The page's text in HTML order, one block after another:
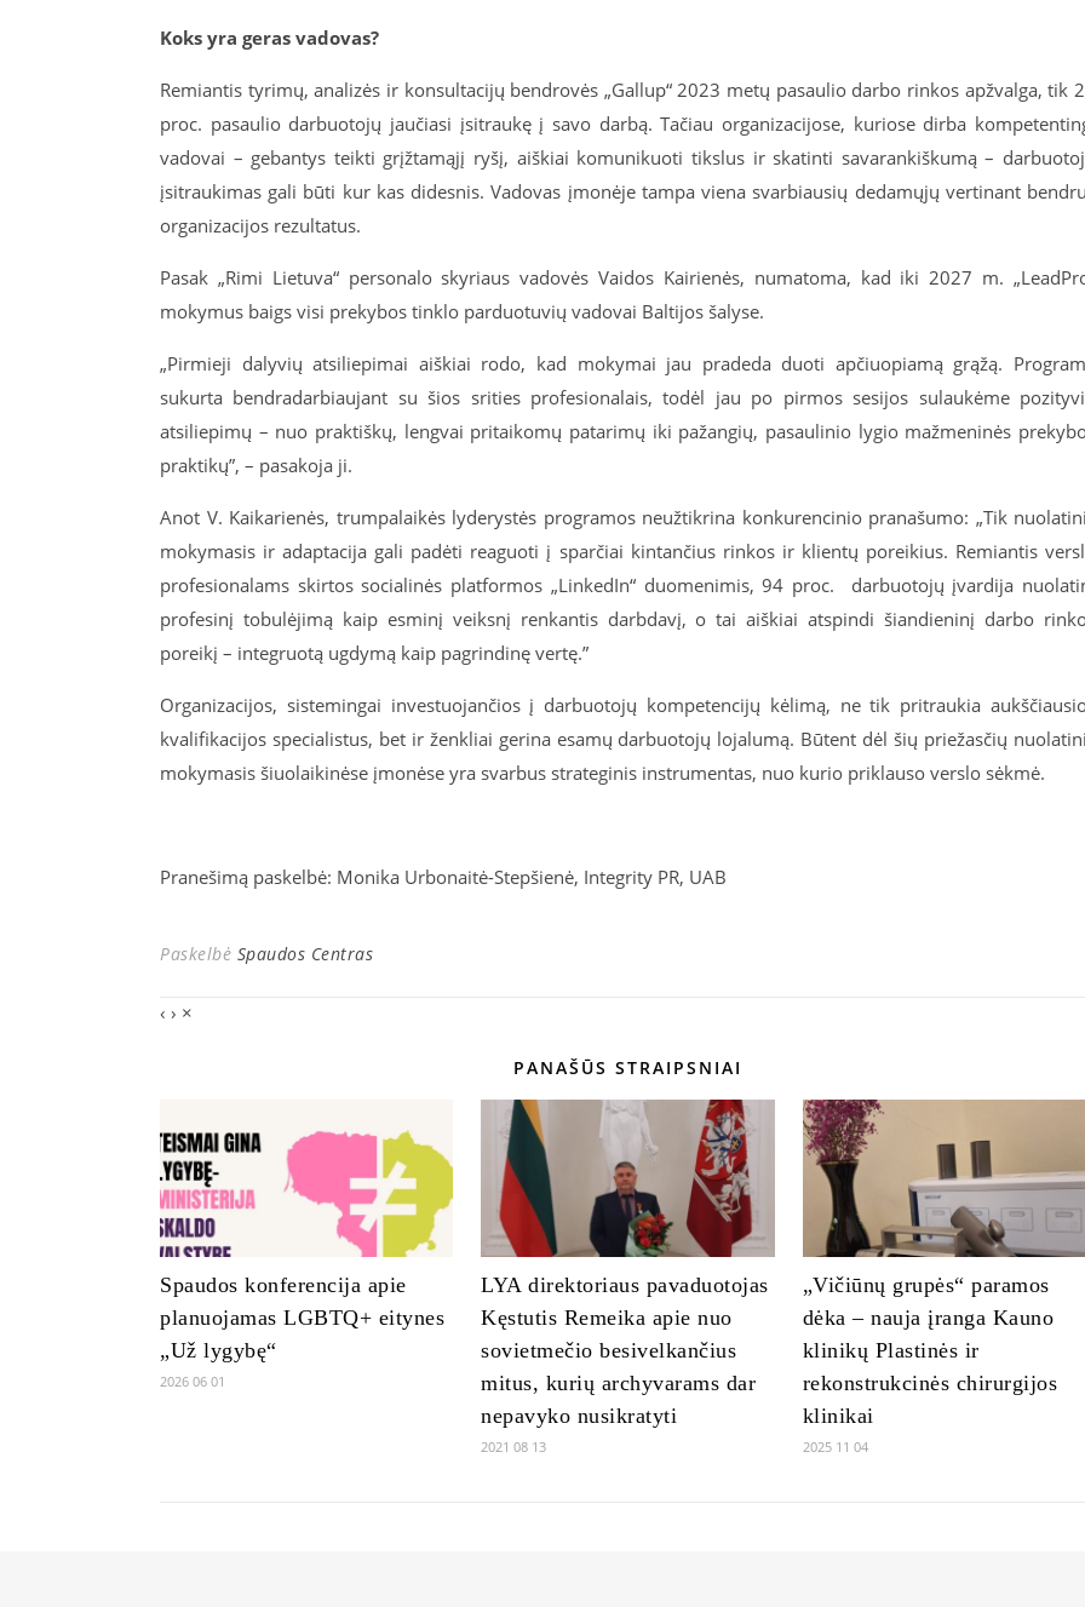
Koks yra geras vadovas?
Remiantis tyrimų, analizės ir konsultacijų bendrovės „Gallup“ 2023 metų pasaulio darbo rinkos apžvalga, tik
proc. pasaulio darbuotojų jaučiasi įsitraukę į savo darbą. Tačiau organizacijose, kuriose dirba
vadovai – gebantys teikti grįžtamąjį ryšį, aiškiai komunikuoti tikslus ir skatinti savarankiškumą –
įsitraukimas gali būti kur kas didesnis. Vadovas įmonėje tampa viena svarbiausių dedamųjų vertinant
organizacijos rezultatus.
Pasak „Rimi Lietuva“ personalo skyriaus vadovės Vaidos Kairienės, numatoma, kad iki 2027 m.
mokymus baigs visi prekybos tinklo parduotuvių vadovai Baltijos šalyse.
„Pirmieji dalyvių atsiliepimai aiškiai rodo, kad mokymai jau pradeda duoti apčiuopiamą grąžą.
sukurta bendradarbiaujant su šios srities profesionalais, todėl jau po pirmos sesijos sulaukėme
atsiliepimų – nuo praktiškų, lengvai pritaikomų patarimų iki pažangių, pasaulinio lygio mažmeninės
praktikų”, – pasakoja ji.
Anot V. Kaikarienės, trumpalaikės lyderystės programos neužtikrina konkurencinio pranašumo: „Tik
mokymasis ir adaptacija gali padėti reaguoti į sparčiai kintančius rinkos ir klientų poreikius. Remiantis
profesionalams skirtos socialinės platformos „LinkedIn“duomenimis, 94 proc.
darbuotojų įvardija
profesinį tobulėjimą kaip esminį veiksnį renkantis darbdavį, o tai aiškiai atspindi šiandieninį darbo
poreikį – integruotą ugdymą kaip pagrindinę vertę.”
Organizacijos, sistemingai investuojančios į darbuotojų kompetencijų kėlimą, ne tik pritraukia
kvalifikacijos specialistus, bet ir ženkliai gerina esamų darbuotojų lojalumą. Būtent dėl šių priežasčių
mokymasis šiuolaikinėse įmonėse yra svarbus strateginis instrumentas, nuo kurio priklauso verslo sėkmė.
Pranešimą paskelbė: Monika Urbonaitė-Stepšienė, Integrity PR, UAB
Paskelbė Spaudos Centras
‹ › ×
PANAŠŪS STRAIPSNIAI
Spaudos konferencija apie
planuojamas LGBTQ+ eitynes
„Už lygybę“
2026 06 01
LYA direktoriaus pavaduotojas
Kęstutis Remeika apie nuo
sovietmečio besivelkančius
mitus, kurių archyvarams dar
nepavyko nusikratyti
2021 08 13
„Vičiūnų grupės“ paramos
dėka – nauja įranga Kauno
klinikų Plastinės ir
rekonstrukcinės chirurgijos
klinikai
2025 11 04